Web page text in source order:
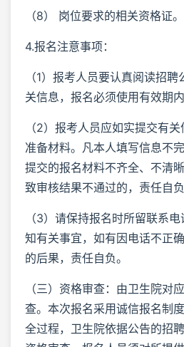
（8） 岗位要求的相关资格证。
4.报名注意事项：
（1）报考人员要认真阅读招
关信息，报名必须使用有效期
（2）报考人员应如实提交有
准备材料。凡本人填写信息不
提交的报名材料不齐全、不清
致审核结果不通过的，责任自负
（3）请保持报名时所留联系
知有关事宜，如有因电话不正
的后果，责任自负。
（三）资格审查：由卫生院对
查。本次报名采用诚信报名制
全过程，卫生院依据公告的招